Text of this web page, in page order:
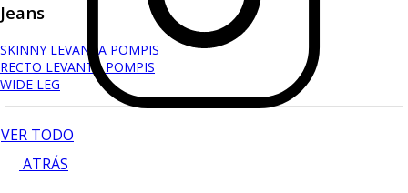
Jeans
SKINNY LEVANTA POMPIS
RECTO LEVANTA POMPIS
WIDE LEG
VER TODO
ATRÁS